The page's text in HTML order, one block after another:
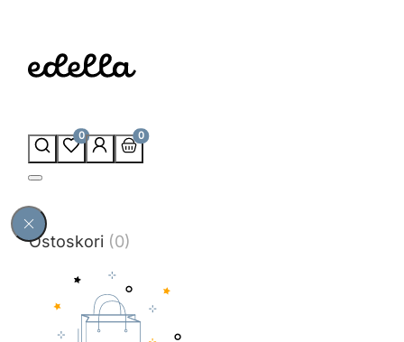
0 0
Ostoskori (0)